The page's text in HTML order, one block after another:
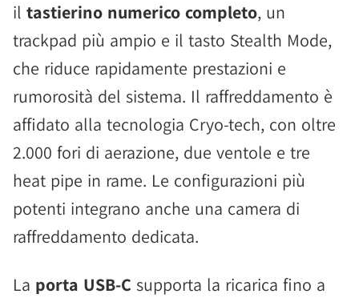
il tastierino numerico completo, un
trackpad più ampio e il tasto Stealth Mode,
che riduce rapidamente prestazioni e
rumorosità del sistema. Il raffreddamento è
affidato alla tecnologia Cryo-tech, con oltre
2.000 fori di aerazione, due ventole e tre
heat pipe in rame. Le configurazioni più
potenti integrano anche una camera di
raffreddamento dedicata.
La porta USB-C supporta la ricarica fino a